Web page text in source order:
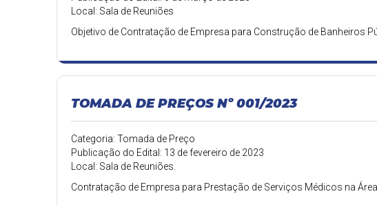
Local: Sala de Reuniões
Objetivo de Contratação de Empresa para Construção de Banheiros
TOMADA DE PREÇOS Nº 001/2023
Categoria: Tomada de Preço
Publicação do Edital: 13 de fevereiro de 2023
Local: Sala de Reuniões.
Contratação de Empresa para Prestação de Serviços Médicos na Área